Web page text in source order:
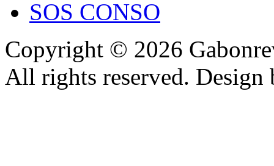
SOS CONSO
Copyright © 2026
All rights reserved.